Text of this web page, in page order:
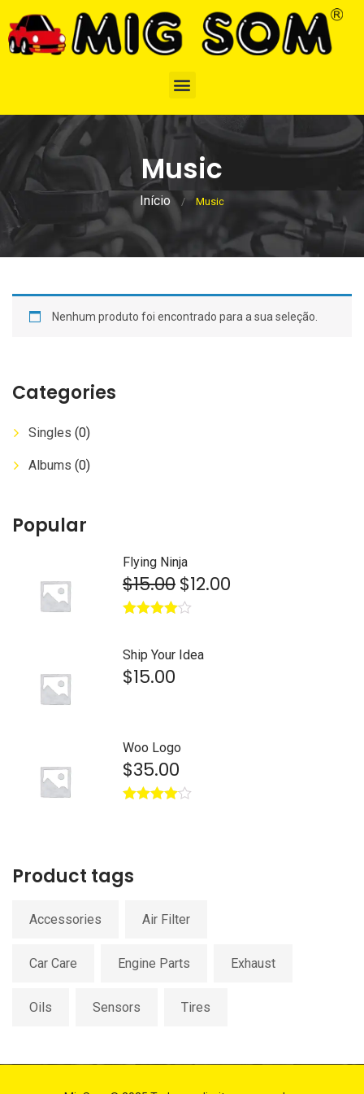
Music
Início / Music
Nenhum produto foi encontrado para a sua seleção.
Categories
Singles (0)
Albums (0)
Popular
Flying Ninja
$15.00$12.00
Ship Your Idea
$15.00
Woo Logo
$35.00
Product tags
Accessories Air Filter
Car Care Engine Parts Exhaust
Oils Sensors Tires